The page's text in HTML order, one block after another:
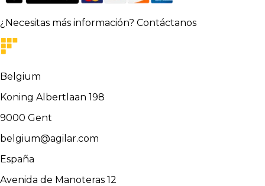
¿Necesitas más información? Contáctanos
Belgium
Koning Albertlaan 198
9000 Gent
belgium@agilar.com
España
Avenida de Manoteras 12